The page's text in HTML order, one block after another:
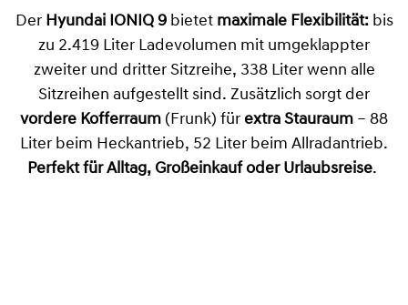
Der Hyundai IONIQ 9bietet maximale Flexibilität: bis
zu 2.419 Liter Ladevolumen mit umgeklappter
zweiter und dritter Sitzreihe, 338 Liter wenn alle
Sitzreihen aufgestellt sind. Zusätzlich sorgt der
vordere Kofferraum (Frunk) für extra Stauraum – 88
Liter beim Heckantrieb, 52 Liter beim Allradantrieb.
Perfekt für Alltag, Großeinkauf oder Urlaubsreise.